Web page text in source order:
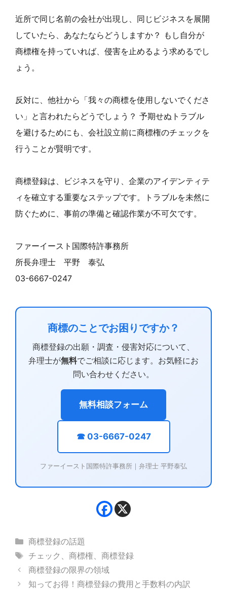
近所で同じ名前の会社が出現し、同じビジネスを展開
していたら、あなたならどうしますか？ もし自分が
商標権を持っていれば、侵害を止めるよう求めるでし
ょう。
反対に、他社から「我々の商標を使用しないでくださ
い」と言われたらどうでしょう？ 予期せぬトラブル
を避けるためにも、会社設立前に商標権のチェックを
行うことが賢明です。
商標登録は、ビジネスを守り、企業のアイデンティテ
ィを確立する重要なステップです。トラブルを未然に
防ぐために、事前の準備と確認作業が不可欠です。
ファーイースト国際特許事務所
所長弁理士 平野 泰弘
03-6667-0247
商標のことでお困りですか？
商標登録の出願・調査・侵害対応について、
弁理士が無料でご相談に応じます。お気軽にお
問い合わせください。
無料相談フォーム
☎ 03-6667-0247
ファーイースト国際特許事務所｜弁理士 平野泰弘
カ
テ
ゴ
リ
商標登録の話題
タ
グ
チェック 商標権、 商標登録
商標登録の限界の領域
知ってお得！商標登録の費用と手数料の内訳